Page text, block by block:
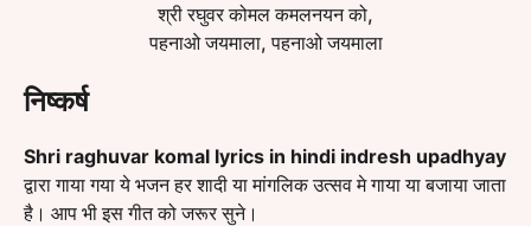
श्री रघुवर कोमल कमलनयन को,
पहनाओ जयमाला, पहनाओ जयमाला
निष्कर्ष
Shri raghuvar komal lyrics in hindi indresh upadhyay
द्वारा गाया गया ये भजन हर शादी या मांगलिक उत्सव मे गाया या बजाया जाता
है। आप भी इस गीत को जरूर सुने।